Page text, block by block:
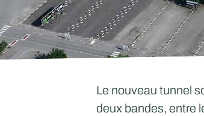
Le nouveau tunnel
deux bandes, entre